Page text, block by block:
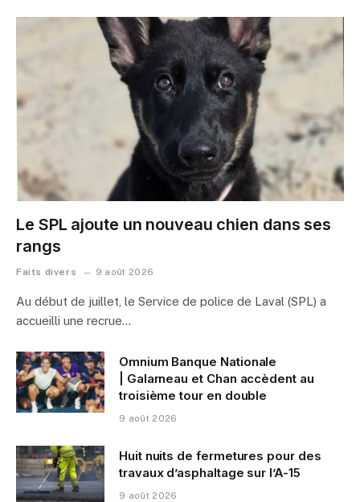
Le SPL ajoute un nouveau chien dans ses
rangs
Faits divers 9 août 2026
Au début de juillet, le Service de police de Laval (SPL) a
accueilli une recrue…
Omnium Banque Nationale
| Galarneau et Chan accèdent au
troisième tour en double
9 août 2026
Huit nuits de fermetures pour des
travaux d’asphaltage sur l’A-15
9 août 2026